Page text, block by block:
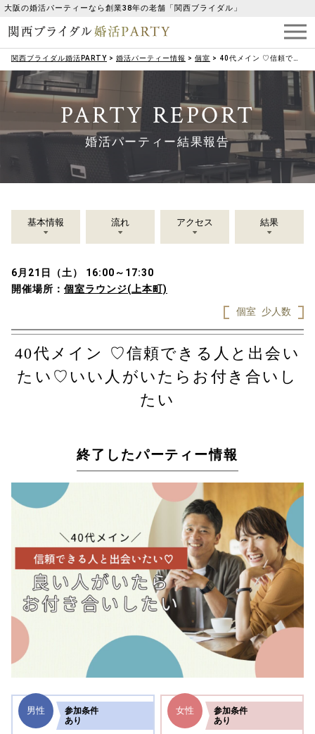
大阪の婚活パーティーなら創業38年の老舗「関西ブライダル」
関西ブライダル婚活PARTY > 婚活パーティー情報 > 個室 > 40代メイン ♡信頼できる人と出会いたい♡いい人がいたらお付き合いしたい
PARTY REPORT
婚活パーティー結果報告
基本情報 流れ アクセス 結果
6月21日（土） 16:00～17:30
開催場所： 個室ラウンジ(上本町)
個室
少人数
40代メイン ♡信頼できる人と出会い
たい♡いい人がいたらお付き合いし
たい
終了したパーティー情報
男性 参加条件
あり
女性 参加条件
あり